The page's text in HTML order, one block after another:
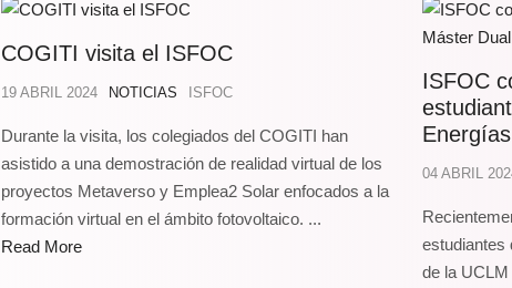
COGITI visita el ISFOC
19 ABRIL 2024 NOTICIAS ISFOC
Durante la visita, los colegiados del COGITI han
asistido a una demostración de realidad virtual de los
proyectos Metaverso y Emplea2 Solar enfocados a la
formación virtual en el ámbito fotovoltaico. ...
Read More
ISFOC
04 ABRIL
estudiantes
de la